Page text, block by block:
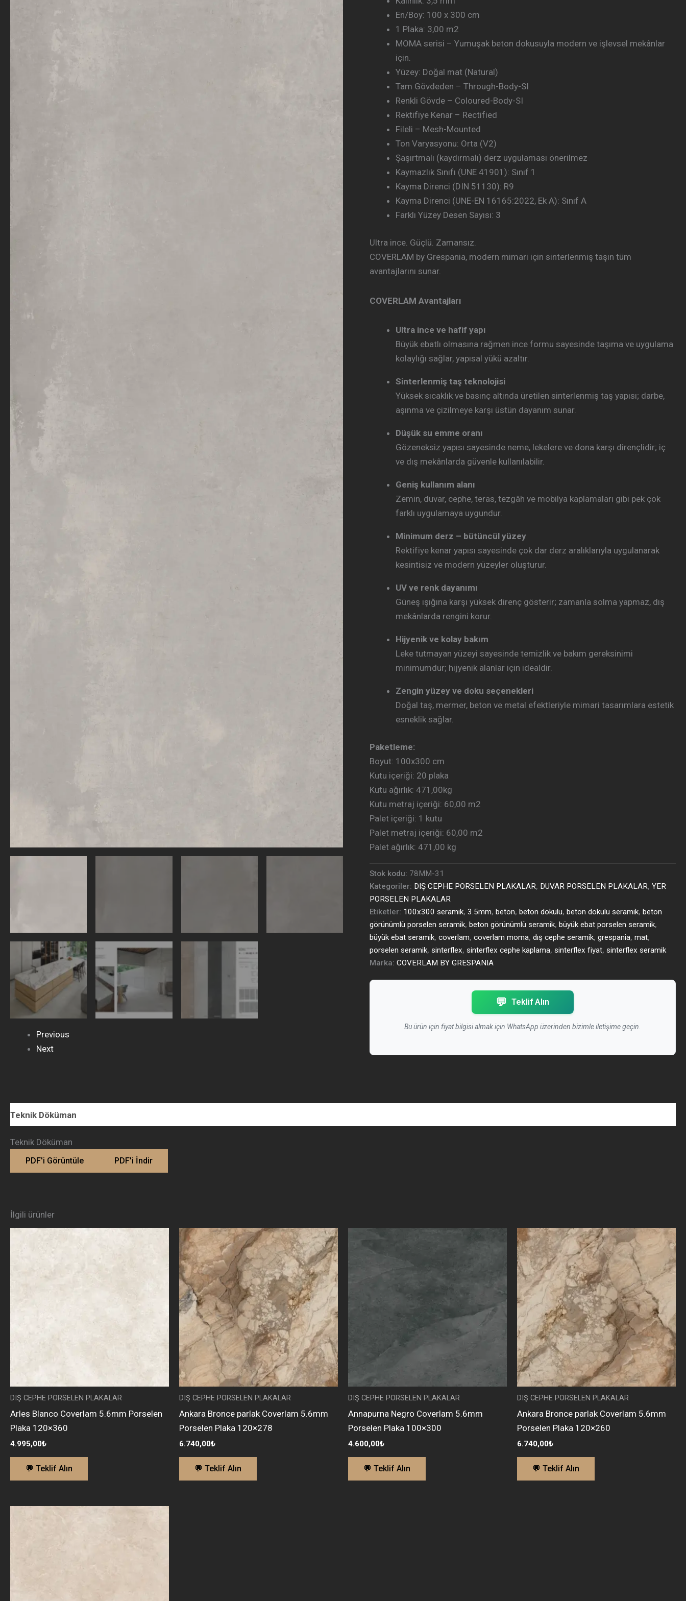
Previous
Next
En/Boy: 100 x 300 cm
1 Plaka: 3,00 m2
MOMA serisi – Yumuşak beton dokusuyla modern ve işlevsel mekânlar
için.
Yüzey: Doğal mat (Natural)
Tam Gövdeden – Through-Body-SI
Renkli Gövde – Coloured-Body-SI
Rektifiye Kenar – Rectified
Fileli – Mesh-Mounted
Ton Varyasyonu: Orta (V2)
Şaşırtmalı (kaydırmalı) derz uygulaması önerilmez
Kaymazlık Sınıfı (UNE 41901): Sınıf 1
Kayma Direnci (DIN 51130): R9
Kayma Direnci (UNE-EN 16165:2022, Ek A): Sınıf A
Farklı Yüzey Desen Sayısı: 3
Ultra ince. Güçlü. Zamansız.
COVERLAM by Grespania, modern mimari için sinterlenmiş taşın tüm
avantajlarını sunar.
COVERLAM Avantajları
Ultra ince ve hafif yapı
Büyük ebatlı olmasına rağmen ince formu sayesinde taşıma ve uygulama
kolaylığı sağlar, yapısal yükü azaltır.
Sinterlenmiş taş teknolojisi
Yüksek sıcaklık ve basınç altında üretilen sinterlenmiş taş yapısı; darbe,
aşınma ve çizilmeye karşı üstün dayanım sunar.
Düşük su emme oranı
Gözeneksiz yapısı sayesinde neme, lekelere ve dona karşı dirençlidir; iç
ve dış mekânlarda güvenle kullanılabilir.
Geniş kullanım alanı
Zemin, duvar, cephe, teras, tezgâh ve mobilya kaplamaları gibi pek çok
farklı uygulamaya uygundur.
Minimum derz – bütüncül yüzey
Rektifiye kenar yapısı sayesinde çok dar derz aralıklarıyla uygulanarak
kesintisiz ve modern yüzeyler oluşturur.
UV ve renk dayanımı
Güneş ışığına karşı yüksek direnç gösterir; zamanla solma yapmaz, dış
mekânlarda rengini korur.
Hijyenik ve kolay bakım
Leke tutmayan yüzeyi sayesinde temizlik ve bakım gereksinimi
minimumdur; hijyenik alanlar için idealdir.
Zengin yüzey ve doku seçenekleri
Doğal taş, mermer, beton ve metal efektleriyle mimari tasarımlara estetik
esneklik sağlar.
Paketleme:
Boyut: 100x300 cm
Kutu içeriği: 20 plaka
Kutu ağırlık: 471,00kg
Kutu metraj içeriği: 60,00 m2
Palet içeriği: 1 kutu
Palet metraj içeriği: 60,00 m2
Palet ağırlık: 471,00 kg
Stok kodu: 78MM-31
Kategoriler: DIŞ CEPHE PORSELEN PLAKALAR, DUVAR PORSELEN PLAKALAR,YER
PORSELEN PLAKALAR
Etiketler: 100x300 seramik,3.5mm,beton,beton dokulu,beton dokulu seramik,beton
görünümlü porselen seramik,beton görünümlü seramik,büyük ebat porselen seramik,
büyük ebat seramik,coverlam,coverlam moma,dış cephe seramik,grespania,mat,
porselen seramik,sinterflex,sinterflex cephe kaplama,sinterflex fiyat,sinterflex seramik
Marka:COVERLAM BY GRESPANIA
💬 Teklif Alın
Bu ürün için fiyat bilgisi almak için WhatsApp üzerinden bizimle iletişime geçin.
Teknik Döküman
Teknik Döküman
PDF'i Görüntüle PDF'i İndir
İlgili ürünler
DIŞ CEPHE PORSELEN PLAKALAR
Arles Blanco Coverlam 5.6mm Porselen
Plaka 120×360
4.995,00₺
💬 Teklif Alın
DIŞ CEPHE PORSELEN PLAKALAR
Ankara Bronce parlak Coverlam 5.6mm
Porselen Plaka 120×278
6.740,00₺
💬 Teklif Alın
DIŞ CEPHE PORSELEN PLAKALAR
Annapurna Negro Coverlam 5.6mm
Porselen Plaka 100×300
4.600,00₺
💬 Teklif Alın
DIŞ CEPHE PORSELEN PLAKALAR
Ankara Bronce parlak Coverlam 5.6mm
Porselen Plaka 120×260
6.740,00₺
💬 Teklif Alın